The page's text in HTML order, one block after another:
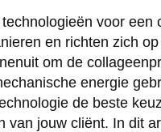
voor een
en richten zich
om de
energie
de beste
jouw cliënt. In dit